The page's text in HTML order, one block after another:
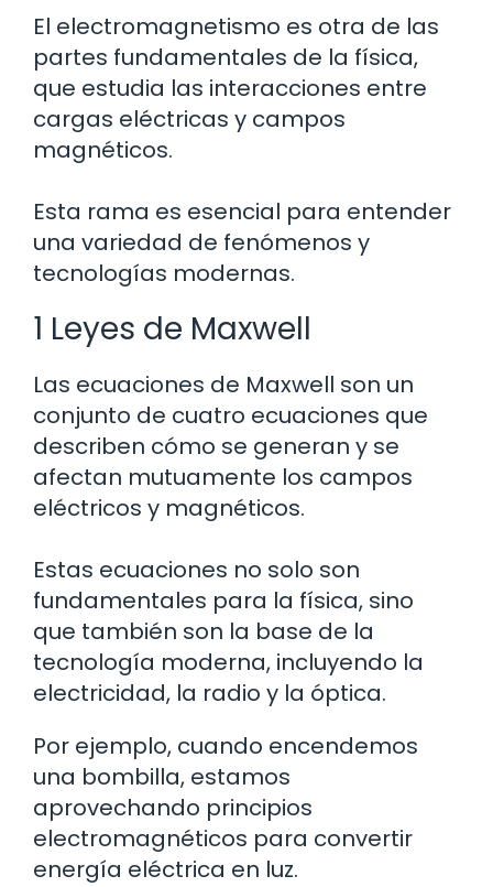
El electromagnetismo es otra de las
partes fundamentales de la física,
que estudia las interacciones entre
cargas eléctricas y campos
magnéticos.
Esta rama es esencial para entender
una variedad de fenómenos y
tecnologías modernas.
1 Leyes de Maxwell
Las ecuaciones de Maxwell son un
conjunto de cuatro ecuaciones que
describen cómo se generan y se
afectan mutuamente los campos
eléctricos y magnéticos.
Estas ecuaciones no solo son
fundamentales para la física, sino
que también son la base de la
tecnología moderna, incluyendo la
electricidad, la radio y la óptica.
Por ejemplo, cuando encendemos
una bombilla, estamos
aprovechando principios
electromagnéticos para convertir
energía eléctrica en luz.